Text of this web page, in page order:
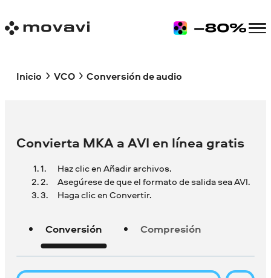
Inicio VCO Conversión de audio
Convierta MKA a AVI en línea gratis
Haz clic en Añadir archivos.
Asegúrese de que el formato de salida sea AVI.
Haga clic en Convertir.
Conversión Compresión